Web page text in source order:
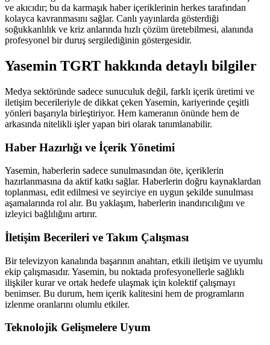
ve akıcıdır; bu da karmaşık haber içeriklerinin herkes tarafından
kolayca kavranmasını sağlar. Canlı yayınlarda gösterdiği
soğukkanlılık ve kriz anlarında hızlı çözüm üretebilmesi, alanında
profesyonel bir duruş sergilediğinin göstergesidir.
Yasemin TGRT hakkında detaylı bilgiler
Medya sektöründe sadece sunuculuk değil, farklı içerik üretimi ve
iletişim becerileriyle de dikkat çeken Yasemin, kariyerinde çeşitli
yönleri başarıyla birleştiriyor. Hem kameranın önünde hem de
arkasında nitelikli işler yapan biri olarak tanımlanabilir.
Haber Hazırlığı ve İçerik Yönetimi
Yasemin, haberlerin sadece sunulmasından öte, içeriklerin
hazırlanmasına da aktif katkı sağlar. Haberlerin doğru kaynaklardan
toplanması, edit edilmesi ve seyirciye en uygun şekilde sunulması
aşamalarında rol alır. Bu yaklaşım, haberlerin inandırıcılığını ve
izleyici bağlılığını artırır.
İletişim Becerileri ve Takım Çalışması
Bir televizyon kanalında başarının anahtarı, etkili iletişim ve uyumlu
ekip çalışmasıdır. Yasemin, bu noktada profesyonellerle sağlıklı
ilişkiler kurar ve ortak hedefe ulaşmak için kolektif çalışmayı
benimser. Bu durum, hem içerik kalitesini hem de programların
izlenme oranlarını olumlu etkiler.
Teknolojik Gelişmelere Uyum